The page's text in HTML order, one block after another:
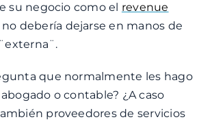
su negocio como el revenue
no debería dejarse en manos de
que normalmente les hago
o contable? ¿A caso
proveedores de servicios